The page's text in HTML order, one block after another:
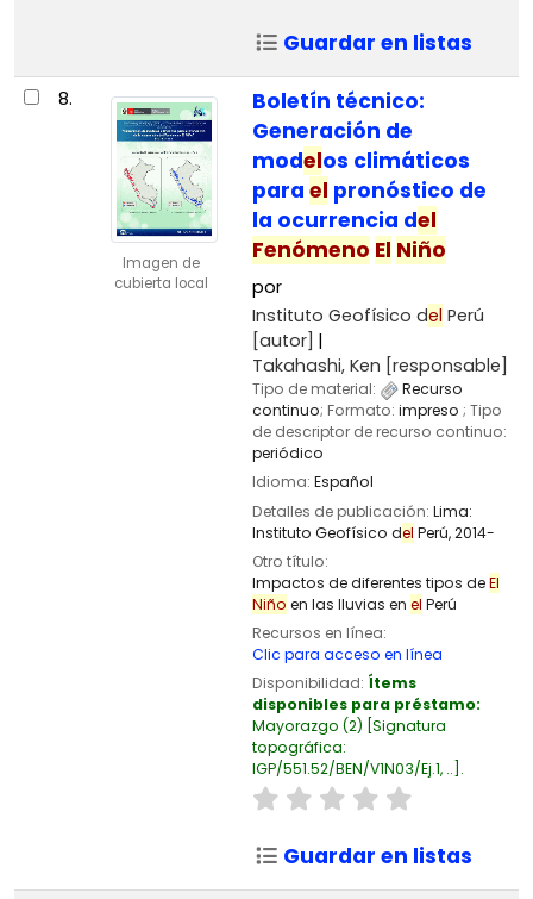
Guardar en listas
8.
Imagen de
cubierta local
Boletín técnico:
Generación de
modelos climáticos
para el pronóstico de
la ocurrencia del
Fenómeno El Niño
por
Instituto Geofísico del Perú
[autor]
Takahashi, Ken [responsable]
Tipo de material:
Recurso
continuo; Formato: impreso ; Tipo
de descriptor de recurso continuo:
periódico
Idioma: Español
Detalles de publicación: Lima:
Instituto Geofísico del Perú,2014-
Otro título:
Impactos de diferentes tipos deEl
Niño en las lluvias en el Perú
Recursos en línea:
Clic para acceso en línea
Disponibilidad: Ítems
disponibles para préstamo:
Mayorazgo (2) Signatura
topográfica:
IGP/551.52/BEN/V1N03/Ej.1, .. .
Guardar en listas